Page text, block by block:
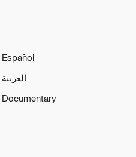
Español
العربية
Documentary